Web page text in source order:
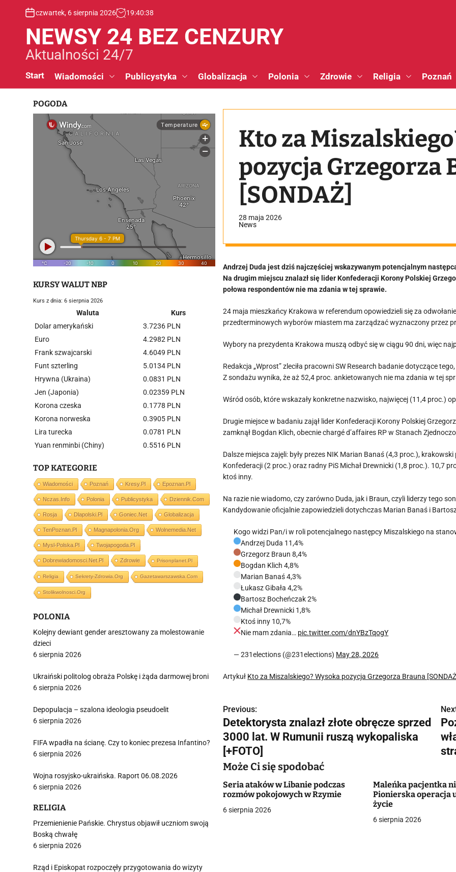
czwartek, 6 sierpnia 2026 19:40:39
NEWSY 24 BEZ CENZURY
Aktualności 24/7
Start Wiadomości Publicystyka Globalizacja Polonia Zdrowie Religia Poznań
Kto za
pozycja Grzegorza
[SONDAŻ]
28 maja 2026
News
Andrzej Duda jest dziś najczęściej wskazywanym potencjalnym
Na drugim miejscu znalazł się lider Konfederacji Korony Polskiej
połowa respondentów nie ma zdania w tej sprawie.
24 maja mieszkańcy Krakowa w referendum opowiedzieli się za
przedterminowych wyborów miastem ma zarządzać wyznaczony przez
Wybory na prezydenta Krakowa muszą odbyć się w ciągu 90 dni, więc
Redakcja „Wprost” zleciła pracowni SW Research badanie dotyczące
Z sondażu wynika, że aż 52,4 proc. ankietowanych nie ma zdania w tej
Wśród osób, które wskazały konkretne nazwisko, najwięcej (11,4 proc.)
Drugie miejsce w badaniu zajął lider Konfederacji Korony Polskiej
zamknął Bogdan Klich, obecnie chargé d’affaires RP w Stanach
Dalsze miejsca zajęli: były prezes NIK Marian Banaś (4,3 proc.),
Konfederacji (2 proc.) oraz radny PiS Michał Drewnicki (1,8 proc.). 10,7
ktoś inny.
Na razie nie wiadomo, czy zarówno Duda, jak i Braun, czyli liderzy tego
Kandydowanie oficjalnie zapowiedzieli dotychczas Marian Banaś i
Kogo widzi Pan/i w roli potencjalnego następcy Miszalskiego na
Andrzej Duda 11,4%
Grzegorz Braun 8,4%
Bogdan Klich 4,8%
Marian Banaś 4,3%
Łukasz Gibała 4,2%
Bartosz Bocheńczak 2%
Michał Drewnicki 1,8%
Ktoś inny 10,7%
Nie mam zdania… pic.twitter.com/dnYBzTqogY
— 231elections (@231elections) May 28, 2026
Artykuł Kto za Miszalskiego? Wysoka pozycja Grzegorza Brauna
N
a
w
i
g
a
Previous:
Detektorysta znalazł złote obręcze sprzed
3000 lat. W Rumunii ruszą wykopaliska
[+FOTO]
Może Ci się spodobać
Seria ataków w Libanie podczas
rozmów pokojowych w Rzymie
6 sierpnia 2026
Maleńka pacjentka
Pionierska operacja
życie
6 sierpnia 2026
POGODA
KURSY WALUT NBP
Kurs z dnia: 6 sierpnia 2026
Waluta
Kurs
Dolar amerykański
3.7236 PLN
Euro
4.2982 PLN
Frank szwajcarski
4.6049 PLN
Funt szterling
5.0134 PLN
Hrywna (Ukraina)
0.0831 PLN
Jen (Japonia)
0.02359 PLN
Korona czeska
0.1778 PLN
Korona norweska
0.3905 PLN
Lira turecka
0.0781 PLN
Yuan renminbi (Chiny)
0.5516 PLN
TOP KATEGORIE
Wiadomości Poznań Kresy.pl Epoznan.pl
Nczas.info Polonia Publicystyka Dziennik.com
Rosja Dlapolski.pl Goniec.net Globalizacja
TenPoznan.pl Magnapolonia.org Wolnemedia.net
Mysl-Polska.pl Twojapogoda.pl
Dobrewiadomosci.net.pl Zdrowie Prisonplanet.pl
Religia Sekrety-Zdrowia.org Gazetawarszawska.com
Stolikwolnosci.org
POLONIA
Kolejny dewiant gender aresztowany za molestowanie
dzieci
6 sierpnia 2026
Ukraiński politolog obraża Polskę i żąda darmowej broni
6 sierpnia 2026
Depopulacja – szalona ideologia pseudoelit
6 sierpnia 2026
FIFA wpadła na ścianę. Czy to koniec prezesa Infantino?
6 sierpnia 2026
Wojna rosyjsko-ukraińska. Raport 06.08.2026
6 sierpnia 2026
RELIGIA
Przemienienie Pańskie. Chrystus objawił uczniom swoją
Boską chwałę
6 sierpnia 2026
Rząd i Episkopat rozpoczęły przygotowania do wizyty